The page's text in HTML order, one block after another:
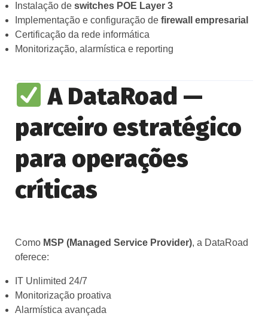
Instalação de switches POE Layer 3
Implementação e configuração de firewall empresarial
Certificação da rede informática
Monitorização, alarmística e reporting
A DataRoad —
parceiro estratégico
para operações
críticas
Como MSP (Managed Service Provider), a DataRoad
oferece:
IT Unlimited 24/7
Monitorização proativa
Alarmística avançada